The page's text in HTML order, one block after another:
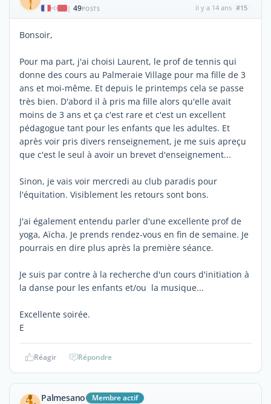
| 49POSTS il y a 14 ans #15
Bonsoir,
Pour ma part, j'ai choisi Laurent, le prof de tennis qui
donne des cours au Palmeraie Village pour ma fille de 3
ans et moi-même. Et depuis le printemps cela se passe
très bien. D'abord il à pris ma fille alors qu'elle avait
moins de 3 ans et ça c'est rare et c'est un excellent
pédagogue tant pour les enfants que les adultes. Et
après voir pris divers renseignement, je me suis apreçu
que c'est le seul à avoir un brevet d'enseignement...
Sinon, je vais voir mercredi au club paradis pour
l'équitation. Visiblement les retours sont bons.
J'ai également entendu parler d'une excellente prof de
yoga, Aïcha. Je prends rendez-vous en fin de semaine. Je
pourrais en dire plus après la première séance.
Je suis par contre à la recherche d'un cours d'initiation à
la danse pour les enfants et/ou la musique...
Excellente soirée.
E
Réagir Répondre
Palmesano Membre actif